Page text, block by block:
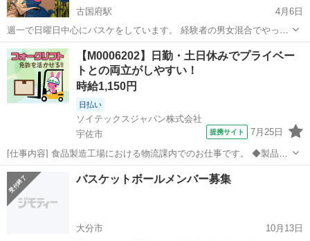
古国府駅
4月6日
週一で日曜日中心にバスケをしています。 経験者の男女混合でやって
ます。 10代から50代までユル〜く、楽しくやってます。 経験者でブ
ランクある方、健康の為にダイエット目的でも構いません。 参加した
い方は一度お問い合わせくだ...
大分 大分市 バスケットボール アリーナ
【M0006202】日勤・土日休みでプライベー
トとの両立がしやすい！
時給1,150円
日払い
ソイテックスジャパン株式会社
宇佐市
提携サイト 7月25日
[仕事内容] 食品製造工場における物流課内でのお仕事です。 ◆製品お
よび原材料の運搬、積込み・荷降ろし作業 フォークリフトや手作業で
の運搬になります。 （最大15～20kg程度） 未経験でも無理なく始め
られるお仕事内容です...
大分
バスケットボールメンバー募集
大分市
10月13日